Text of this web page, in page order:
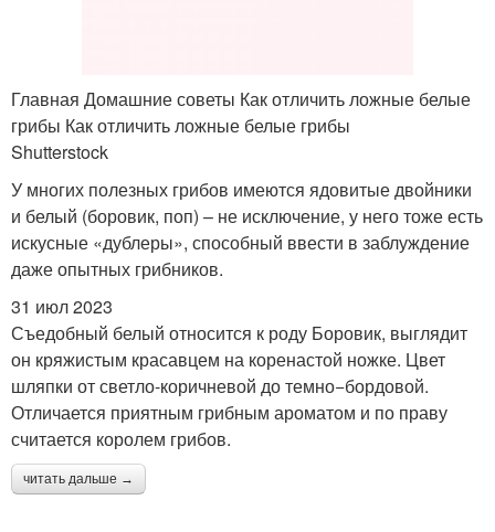
Главная Домашние советы Как отличить ложные белые
грибы Как отличить ложные белые грибы
Shutterstock
У многих полезных грибов имеются ядовитые двойники
и белый (боровик, поп) – не исключение, у него тоже есть
искусные «дублеры», способный ввести в заблуждение
даже опытных грибников.
31 июл 2023
Съедобный белый относится к роду Боровик, выглядит
он кряжистым красавцем на коренастой ножке. Цвет
шляпки от светло-коричневой до темно−бордовой.
Отличается приятным грибным ароматом и по праву
считается королем грибов.
читать дальше →